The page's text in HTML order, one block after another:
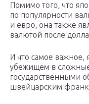
Помимо того, что
по популярности
и евро, она также
валютой после
И что самое важное,
убежищем в
государственными
швейцарским